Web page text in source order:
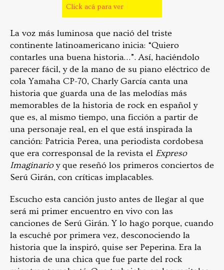
Click acá para ver
La voz más luminosa que nació del triste
continente latinoamericano inicia: “Quiero
contarles una buena historia…”. Así, haciéndolo
parecer fácil, y de la mano de su piano eléctrico de
cola Yamaha CP-70, Charly García canta una
historia que guarda una de las melodías más
memorables de la historia de rock en español y
que es, al mismo tiempo, una ficción a partir de
una personaje real, en el que está inspirada la
canción: Patricia Perea, una periodista cordobesa
que era corresponsal de la revista el Expreso
Imaginarioy que reseñó los primeros conciertos de
Serú Girán, con críticas implacables.
Escucho esta canción justo antes de llegar al que
será mi primer encuentro en vivo con las
canciones de Serú Girán. Y lo hago porque, cuando
la escuché por primera vez, desconociendo la
historia que la inspiró, quise ser Peperina. Era la
historia de una chica que fue parte del rock